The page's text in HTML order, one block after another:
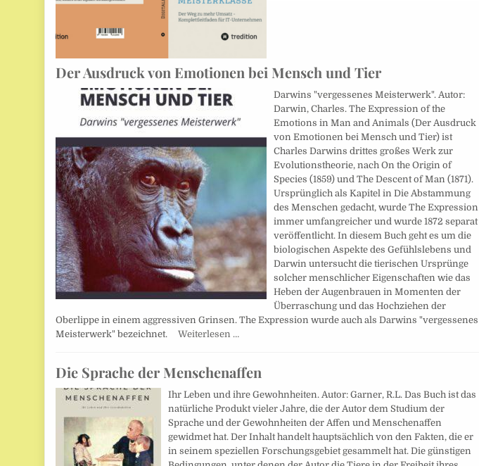
Der Ausdruck von Emotionen bei Mensch und Tier
Darwins "vergessenes Meisterwerk". Autor:
Darwin, Charles. The Expression of the
Emotions in Man and Animals (Der Ausdruck
von Emotionen bei Mensch und Tier) ist
Charles Darwins drittes großes Werk zur
Evolutionstheorie, nach On the Origin of
Species (1859) und The Descent of Man (1871).
Ursprünglich als Kapitel in Die Abstammung
des Menschen gedacht, wurde The Expression
immer umfangreicher und wurde 1872 separat
veröffentlicht. In diesem Buch geht es um die
biologischen Aspekte des Gefühlslebens und
Darwin untersucht die tierischen Ursprünge
solcher menschlicher Eigenschaften wie das
Heben der Augenbrauen in Momenten der
Überraschung und das Hochziehen der
Oberlippe in einem aggressiven Grinsen. The Expression wurde auch als Darwins "vergessenes
Meisterwerk" bezeichnet.Weiterlesen …
Die Sprache der Menschenaffen
Ihr Leben und ihre Gewohnheiten. Autor: Garner, R.L. Das Buch ist das
natürliche Produkt vieler Jahre, die der Autor dem Studium der
Sprache und der Gewohnheiten der Affen und Menschenaffen
gewidmet hat. Der Inhalt handelt hauptsächlich von den Fakten, die er
in seinem speziellen Forschungsgebiet gesammelt hat. Die günstigen